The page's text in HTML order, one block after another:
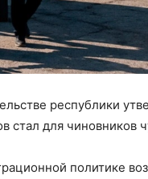
республики
стал для чиновников
политике